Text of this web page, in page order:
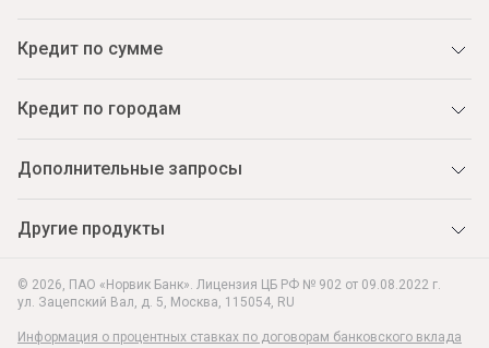
© 2026, ПАО «Норвик Банк». Лицензия ЦБ РФ № 902 от 09.08.2022 г.
ул. Зацепский Вал, д. 5, Москва, 115054, RU
Информация о процентных ставках по договорам банковского вклада
Кредит по сумме
Кредит по городам
Дополнительные запросы
Другие продукты